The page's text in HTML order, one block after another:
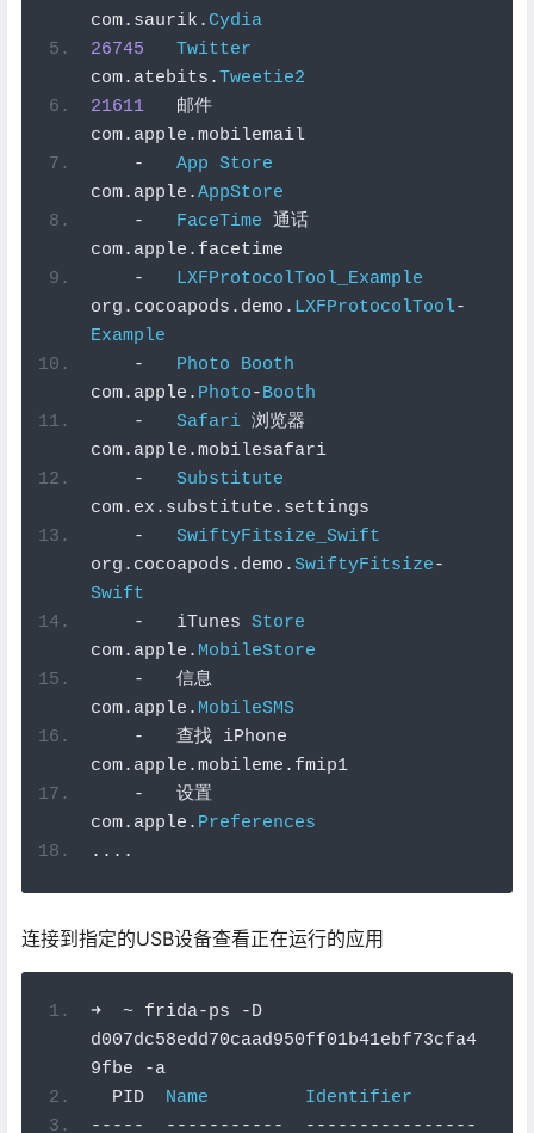
com. saurik .Cydia
26745
Twitter
com. atebits .Tweetie2
21611
邮件
com. apple .mobilemail
-
App Store
com. apple .AppStore
-
FaceTime 通话
com. apple . facetime
-
LXFProtocolTool_Example
org . cocoapods . demo . LXFProtocolTool-
Example
-
Photo
Booth
com. apple . Photo-Booth
-
Safari 浏览器
com. apple .mobilesafari
-
Substitute
com. ex . substitute . settings
-
SwiftyFitsize_Swift
org . cocoapods . demo .SwiftyFitsize-
Swift
-
   iTunes
Store
com. apple . MobileStore
-
信息
com. apple . MobileSMS
-
查找 iPhone
com. apple .mobileme . fmip1
-
设置
com. apple . Preferences
....
连接到指定的USB设备查看正在运行的应用
➜ ~ frida-ps -D
d007dc58edd70caad950ff01b41ebf73cfa4
9fbe
-a
  PID
Name
Identifier
-----
----------- ----------------